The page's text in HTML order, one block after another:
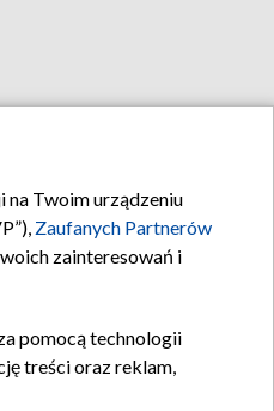
na Twoim urządzeniu
Zaufanych Partnerów
zainteresowań i
pomocą technologii
treści oraz reklam,